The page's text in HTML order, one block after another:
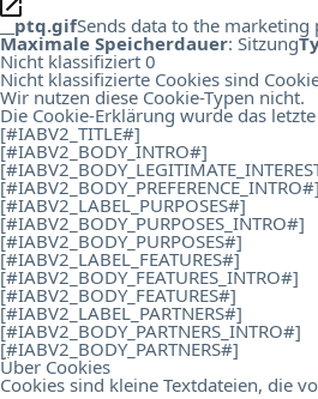
__ptq.gifSends data to the
Maximale Speicherdauer: Sitzung
Nicht klassifiziert 0
Nicht klassifizierte Cookies sind
Wir nutzen diese Cookie-Typen nicht.
Die Cookie-Erklärung wurde das
[#IABV2_TITLE#]
[#IABV2_BODY_INTRO#]
[#IABV2_BODY_PREFERENCE_INTRO#]
[#IABV2_LABEL_PURPOSES#]
[#IABV2_BODY_PURPOSES_INTRO#]
[#IABV2_BODY_PURPOSES#]
[#IABV2_LABEL_FEATURES#]
[#IABV2_BODY_FEATURES_INTRO#]
[#IABV2_BODY_FEATURES#]
[#IABV2_LABEL_PARTNERS#]
[#IABV2_BODY_PARTNERS_INTRO#]
[#IABV2_BODY_PARTNERS#]
Über Cookies
Cookies sind kleine Textdateien, die